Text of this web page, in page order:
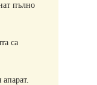
пълно
са